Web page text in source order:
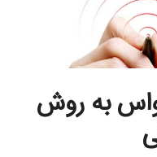
به روش